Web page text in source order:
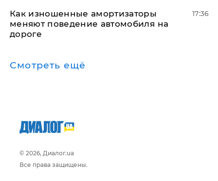
Как изношенные амортизаторы
меняют поведение автомобиля на
дороге
17:36
Смотреть ещё
© 2026, Диалог.ua
Все права защищены.